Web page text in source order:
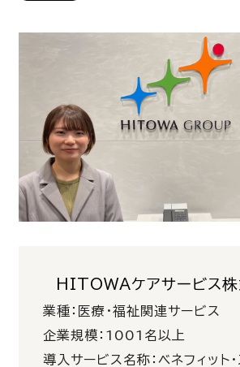
HITOWAケアサービス
業種：医療・福祉関連サービス
企業規模：1001名以上
導入サービス名称：ベネフィット